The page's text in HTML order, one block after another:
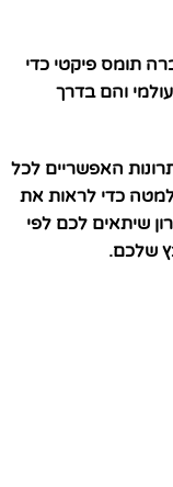
תומס פיקטי כדי
80% מהעושר העולמי והם בדרך
האפשריים לכל
כדי לראות את
שיתאים לכם לפי
שלכם.